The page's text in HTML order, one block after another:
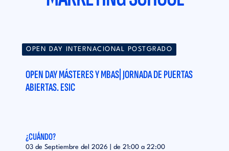
OPEN DAY INTERNACIONAL POSTGRADO
OPEN DAY MÁSTERES Y MBAS| JORNADA DE PUERTAS
ABIERTAS. ESIC
¿CUÁNDO?
03 de Septiembre del 2026 | de 21:00 a 22:00